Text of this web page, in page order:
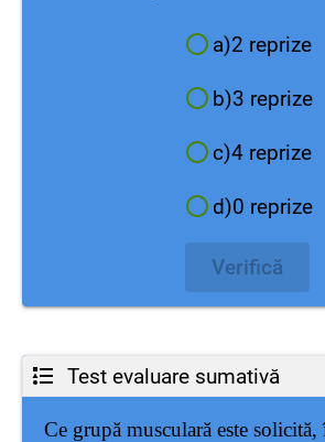
a)2 reprize
b)3 reprize
c)4 reprize
d)0 reprize
Verifică
Test evaluare sumativă
Ce grupă musculară este